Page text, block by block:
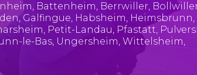
, Battenheim, Berrwiller,
, Galfingue, Habsheim, Heimsbrunn,
, Petit-Landau, Pfastatt,
le-Bas, Ungersheim, Wittelsheim,